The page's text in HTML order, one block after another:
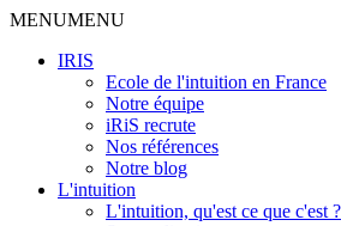
MENUMENU
IRIS
Ecole de l'intuition en France
Notre équipe
iRiS recrute
Nos références
Notre blog
L'intuition
L'intuition, qu'est ce que c'est ?